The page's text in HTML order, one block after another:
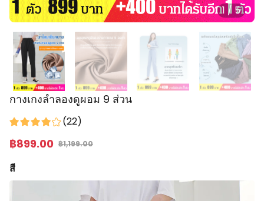
1 / 5
กางเกงลำลองดูผอม 9 ส่วน
(22)
฿899.00 ฿1,199.00
สี